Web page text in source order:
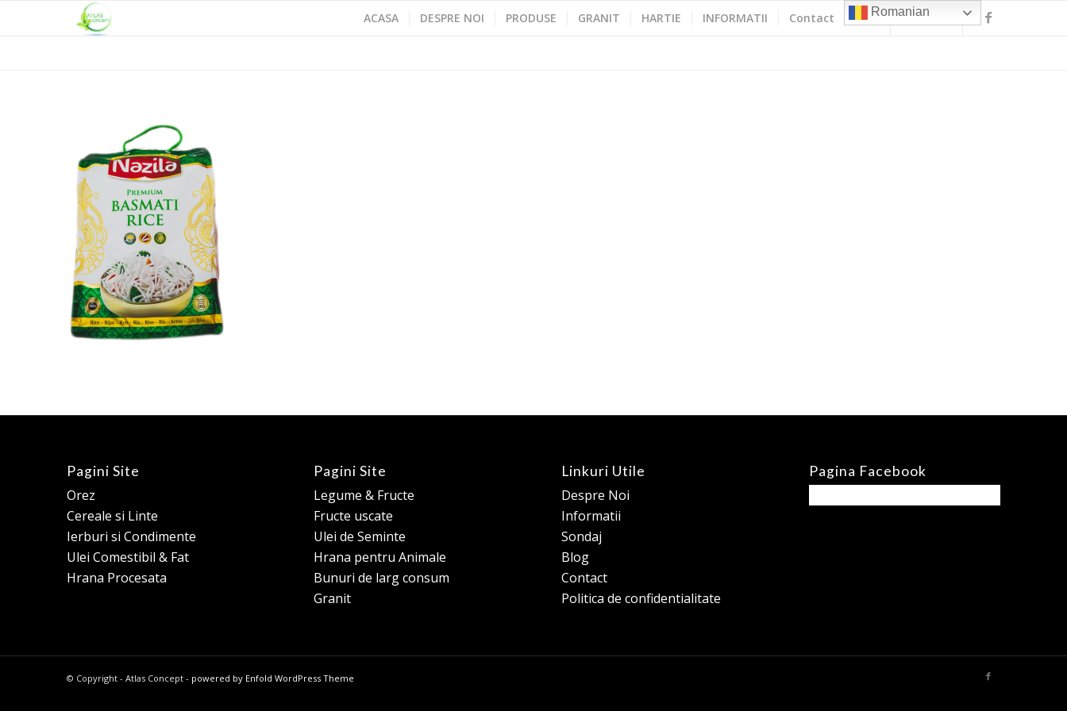
ACASA DESPRE NOI PRODUSE GRANIT HARTIE INFORMATII Contact
Pagini Site
Orez
Cereale si Linte
Ierburi si Condimente
Ulei Comestibil & Fat
Hrana Procesata
Pagini Site
Legume & Fructe
Fructe uscate
Ulei de Seminte
Hrana pentru Animale
Bunuri de larg consum
Granit
Linkuri Utile
Despre Noi
Informatii
Sondaj
Blog
Contact
Politica de confidentialitate
Pagina Facebook
© Copyright - Atlas Concept - powered by Enfold WordPress Theme
Romanian